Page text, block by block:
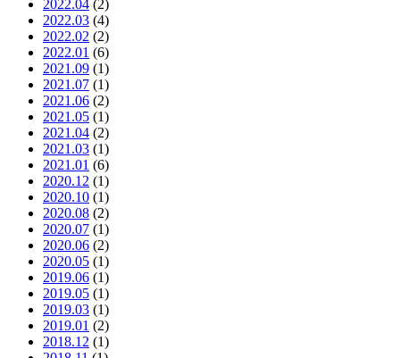
2022.04 (2)
2022.03 (4)
2022.02 (2)
2022.01 (6)
2021.09 (1)
2021.07 (1)
2021.06 (2)
2021.05 (1)
2021.04 (2)
2021.03 (1)
2021.01 (6)
2020.12 (1)
2020.10 (1)
2020.08 (2)
2020.07 (1)
2020.06 (2)
2020.05 (1)
2019.06 (1)
2019.05 (1)
2019.03 (1)
2019.01 (2)
2018.12 (1)